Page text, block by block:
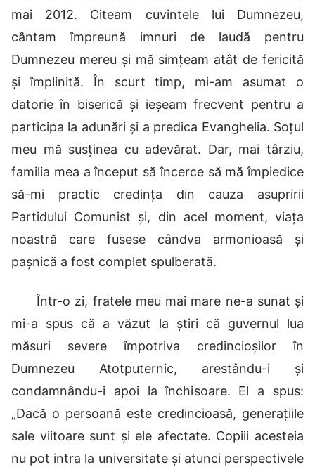
mai 2012. Citeam cuvintele lui Dumnezeu,
cântam împreună imnuri de laudă pentru
Dumnezeu mereu și mă simțeam atât de fericită
și împlinită. În scurt timp, mi-am asumat o
datorie în biserică și ieșeam frecvent pentru a
participa la adunări și a predica Evanghelia. Soțul
meu mă susținea cu adevărat. Dar, mai târziu,
familia mea a început să încerce să mă împiedice
să-mi practic credința din cauza asupririi
Partidului Comunist și, din acel moment, viața
noastră care fusese cândva armonioasă și
pașnică a fost complet spulberată.
Într-o zi, fratele meu mai mare ne-a sunat și
mi-a spus că a văzut la știri că guvernul lua
măsuri severe împotriva credincioșilor în
Dumnezeu Atotputernic, arestându-i și
condamnându-i apoi la închisoare. El a spus:
„Dacă o persoană este credincioasă, generațiile
sale viitoare sunt și ele afectate. Copiii acesteia
nu pot intra la universitate și atunci perspectivele